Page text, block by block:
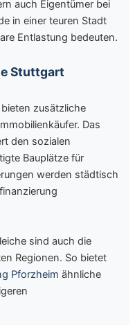
auch Eigentümer bei
in einer teuren Stadt
Entlastung bedeuten.
Stuttgart
zusätzliche
Das
den sozialen
Bauplätze für
werden städtisch
sind auch die
Regionen. So bietet
Pforzheim ähnliche